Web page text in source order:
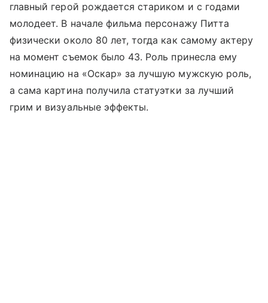
главный герой рождается стариком и с годами
молодеет. В начале фильма персонажу Питта
физически около 80 лет, тогда как самому актеру
на момент съемок было 43. Роль принесла ему
номинацию на «Оскар» за лучшую мужскую роль,
а сама картина получила статуэтки за лучший
грим и визуальные эффекты.